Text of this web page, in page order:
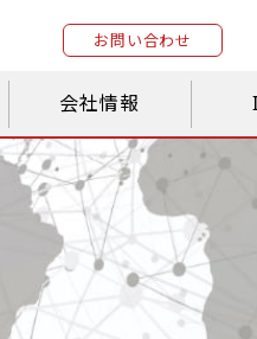
お問い合わせ
会社情報